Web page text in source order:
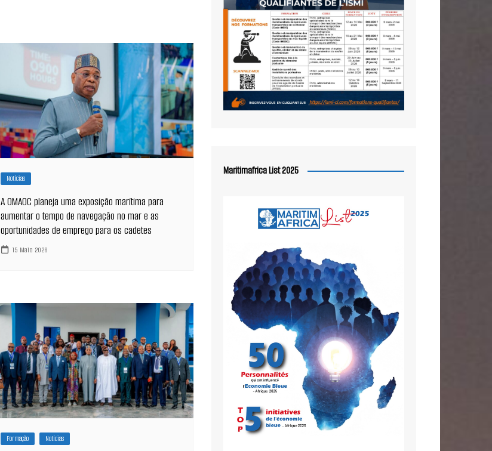
Notícias
A OMAOC planeja uma exposição marítima para
aumentar o tempo de navegação no mar e as
oportunidades de emprego para os cadetes
15 Maio 2026
Formação Notícias
Maritimafrica List 2025